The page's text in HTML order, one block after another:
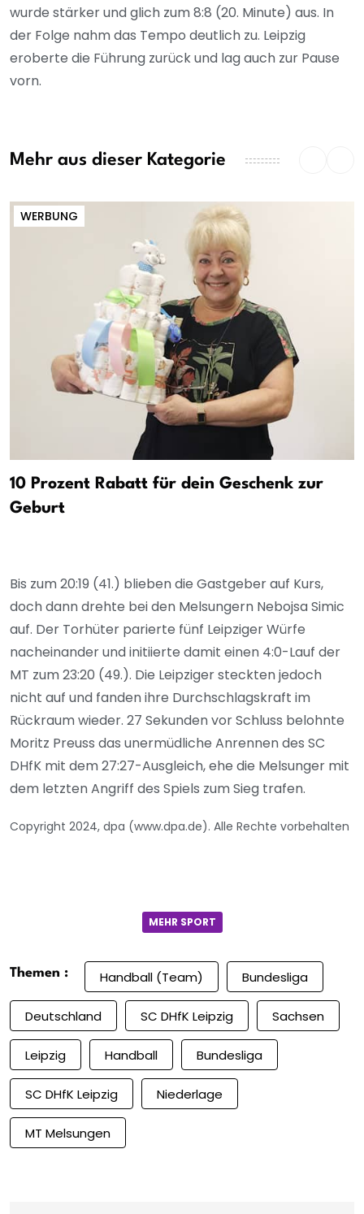
wurde stärker und glich zum 8:8 (20. Minute) aus. In
der Folge nahm das Tempo deutlich zu. Leipzig
eroberte die Führung zurück und lag auch zur Pause
vorn.
Mehr aus dieser Kategorie
WERBUNG
10 Prozent Rabatt für dein Geschenk zur
Geburt
Bis zum 20:19 (41.) blieben die Gastgeber auf Kurs,
doch dann drehte bei den Melsungern Nebojsa Simic
auf. Der Torhüter parierte fünf Leipziger Würfe
nacheinander und initiierte damit einen 4:0-Lauf der
MT zum 23:20 (49.). Die Leipziger steckten jedoch
nicht auf und fanden ihre Durchschlagskraft im
Rückraum wieder. 27 Sekunden vor Schluss belohnte
Moritz Preuss das unermüdliche Anrennen des SC
DHfK mit dem 27:27-Ausgleich, ehe die Melsunger mit
dem letzten Angriff des Spiels zum Sieg trafen.
Copyright 2024, dpa (www.dpa.de). Alle Rechte vorbehalten
MEHR SPORT
Themen : Handball (Team) Bundesliga
Deutschland SC DHfK Leipzig Sachsen
Leipzig Handball Bundesliga
SC DHfK Leipzig Niederlage
MT Melsungen